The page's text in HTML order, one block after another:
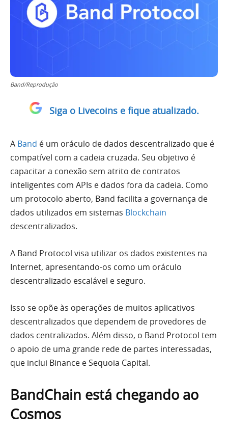
Band/Reprodução
Siga o Livecoins e fique atualizado.
A Band é um oráculo de dados descentralizado que é
compatível com a cadeia cruzada. Seu objetivo é
capacitar a conexão sem atrito de contratos
inteligentes com APIs e dados fora da cadeia. Como
um protocolo aberto, Band facilita a governança de
dados utilizados em sistemas Blockchain
descentralizados.
A Band Protocol visa utilizar os dados existentes na
Internet, apresentando-os como um oráculo
descentralizado escalável e seguro.
Isso se opõe às operações de muitos aplicativos
descentralizados que dependem de provedores de
dados centralizados. Além disso, o Band Protocol tem
o apoio de uma grande rede de partes interessadas,
que inclui Binance e Sequoia Capital.
BandChain está chegando ao
Cosmos